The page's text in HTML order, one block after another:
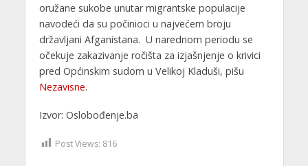
oružane sukobe unutar migrantske populacije
navodeći da su počinioci u najvećem broju
državljani Afganistana. U narednom periodu se
očekuje zakazivanje ročišta za izjašnjenje o krivici
pred Općinskim sudom u Velikoj Kladuši, pišu
Nezavisne.
Izvor: Oslobođenje.ba
Post Views: 816